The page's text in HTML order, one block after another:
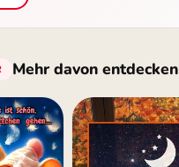
Mehr davon entdecken